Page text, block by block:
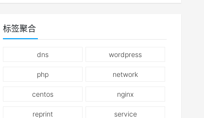
标签聚合
dns wordpress
php network
centos nginx
reprint service